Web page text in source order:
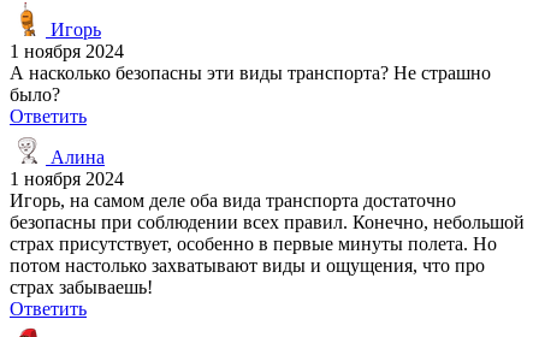
Игорь
1 ноября 2024
А насколько безопасны эти виды транспорта? Не страшно
было?
Ответить
Алина
1 ноября 2024
Игорь, на самом деле оба вида транспорта достаточно
безопасны при соблюдении всех правил. Конечно, небольшой
страх присутствует, особенно в первые минуты полета. Но
потом настолько захватывают виды и ощущения, что про
страх забываешь!
Ответить